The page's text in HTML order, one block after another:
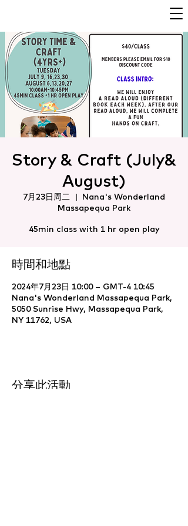
Story & Craft (July&
August)
7月23日周二
  |
Nana's Wonderland
Massapequa Park
45min class with 1 hr open play
時間和地點
2024年7月23日 10:00 – GMT-4 10:45
Nana's Wonderland Massapequa Park,
5050 Sunrise Hwy, Massapequa Park,
NY 11762, USA
分享此活動